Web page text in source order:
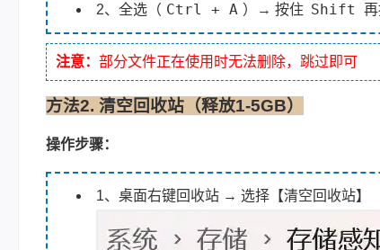
2、全选（ Ctrl + A ）→ 按住 Shift
注意： 部分文件正在使用时无法删除，跳过即可
方法2. 清空回收站（释放1-5GB）
操作步骤：
1、桌面右键回收站 → 选择【清空回收站】